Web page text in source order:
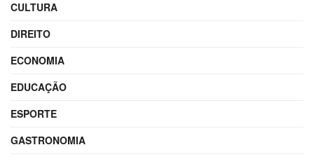
CULTURA
DIREITO
ECONOMIA
EDUCAÇÃO
ESPORTE
GASTRONOMIA